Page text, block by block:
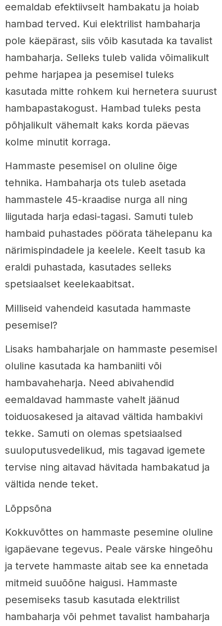
eemaldab efektiivselt hambakatu ja hoiab
hambad terved. Kui elektrilist hambaharja
pole käepärast, siis võib kasutada ka tavalist
hambaharja. Selleks tuleb valida võimalikult
pehme harjapea ja pesemisel tuleks
kasutada mitte rohkem kui hernetera suurust
hambapastakogust. Hambad tuleks pesta
põhjalikult vähemalt kaks korda päevas
kolme minutit korraga.
Hammaste pesemisel on oluline õige
tehnika. Hambaharja ots tuleb asetada
hammastele 45-kraadise nurga all ning
liigutada harja edasi-tagasi. Samuti tuleb
hambaid puhastades pöörata tähelepanu ka
närimispindadele ja keelele. Keelt tasub ka
eraldi puhastada, kasutades selleks
spetsiaalset keelekaabitsat.
Milliseid vahendeid kasutada hammaste
pesemisel?
Lisaks hambaharjale on hammaste pesemisel
oluline kasutada ka hambaniiti või
hambavaheharja. Need abivahendid
eemaldavad hammaste vahelt jäänud
toiduosakesed ja aitavad vältida hambakivi
tekke. Samuti on olemas spetsiaalsed
suuloputusvedelikud, mis tagavad igemete
tervise ning aitavad hävitada hambakatud ja
vältida nende teket.
Lõppsõna
Kokkuvõttes on hammaste pesemine oluline
igapäevane tegevus. Peale värske hingeõhu
ja tervete hammaste aitab see ka ennetada
mitmeid suuõõne haigusi. Hammaste
pesemiseks tasub kasutada elektrilist
hambaharja või pehmet tavalist hambaharja